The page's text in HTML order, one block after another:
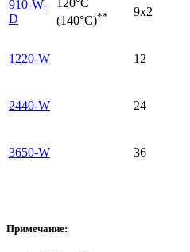
(140°C)**
910-W-
D
9x2
1220-W 12
2440-W 24
3650-W 36
Примечание: